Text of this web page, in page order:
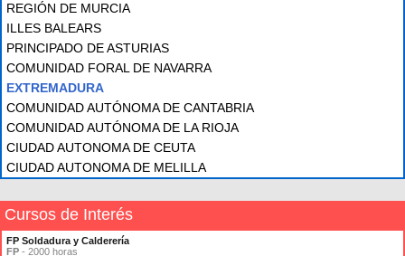
REGIÓN DE MURCIA
ILLES BALEARS
PRINCIPADO DE ASTURIAS
COMUNIDAD FORAL DE NAVARRA
EXTREMADURA
COMUNIDAD AUTÓNOMA DE CANTABRIA
COMUNIDAD AUTÓNOMA DE LA RIOJA
CIUDAD AUTONOMA DE CEUTA
CIUDAD AUTONOMA DE MELILLA
Cursos de Interés
FP Soldadura y Calderería
FP - 2000 horas